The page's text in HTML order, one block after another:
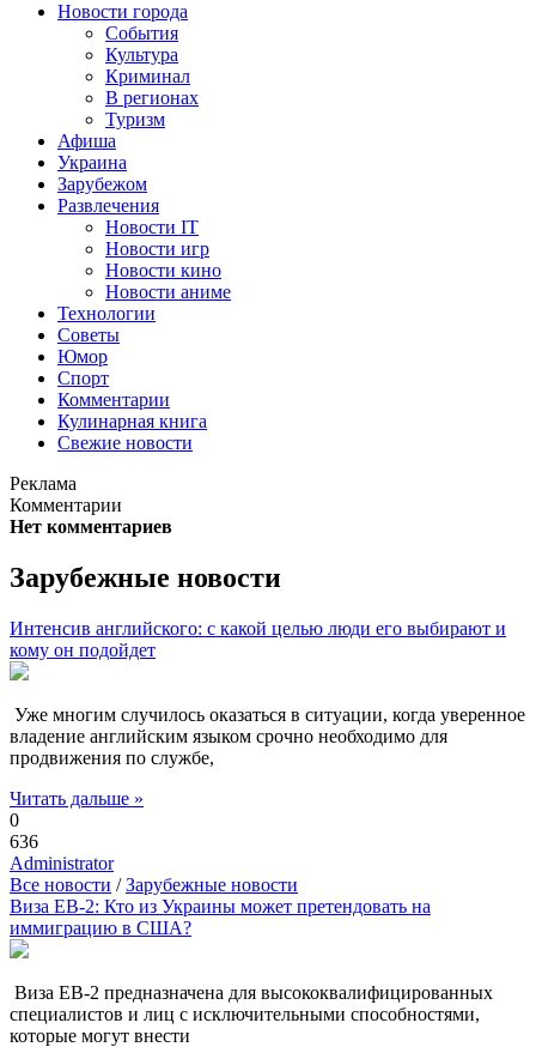
Новости города
События
Культура
Криминал
В регионах
Туризм
Афиша
Украина
Зарубежом
Развлечения
Новости IT
Новости игр
Новости кино
Новости аниме
Технологии
Советы
Юмор
Спорт
Комментарии
Кулинарная книга
Свежие новости
Реклама
Комментарии
Нет комментариев
Зарубежные новости
Интенсив английского: с какой целью люди его выбирают и
кому он подойдет
Уже многим случилось оказаться в ситуации, когда уверенное
владение английским языком срочно необходимо для
продвижения по службе,
Читать дальше »
0
636
Administrator
Все новости /Зарубежные новости
Виза EB-2: Кто из Украины может претендовать на
иммиграцию в США?
Виза EB-2 предназначена для высококвалифицированных
специалистов и лиц с исключительными способностями,
которые могут внести